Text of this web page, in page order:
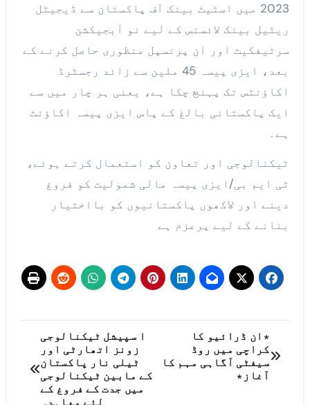
2023 میں اسٹیٹ بینک آف پاکستان سے ڈیجیٹل
ریٹیل بینک لائسنس کے لیے نو آبجیکشن
سرٹیفکیٹ اور ان پرنسپل منظوری حاصل کرنے کے
بعد، ایزی پیسہ 45 ملین سے زائد رجسٹرڈ
اکاؤنٹس تک پہنچ چکا ہے، یعنی ہر چار میں سے
ایک پاکستانی بالغ کے پاس ایزی پیسہ اکاؤنٹ
ہے۔
ٹیکنالوجی اور تعاون کو استعمال کرتے ہوئے،
ٹی ایم بی/ایزی پیسہ مالی شمولیت کو فروغ
دینے اور لاکھوں پاکستانیوں کو بااختیار
بنانے کے لیے پرعزم ہے
پوسٹوں
کی
نیویگیشن
٭ان ڈرائیو کا
کراچی میں روڈ
سیفٹی آگاہی مہم کا
آغاز٭
ا سپیشل ٹیکنالوجی
زونز اتھارٹی اور
ٹیلی نار پاکستان
کے مابین ٹیکنالوجی
میں جدت کے فروغ کے
لئے معاہدہ